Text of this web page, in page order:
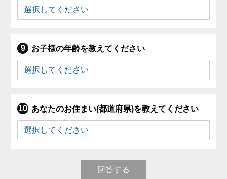
お子様の年齢を教えてください
あなたのお住まい(都道府県)を教えてください
回答する